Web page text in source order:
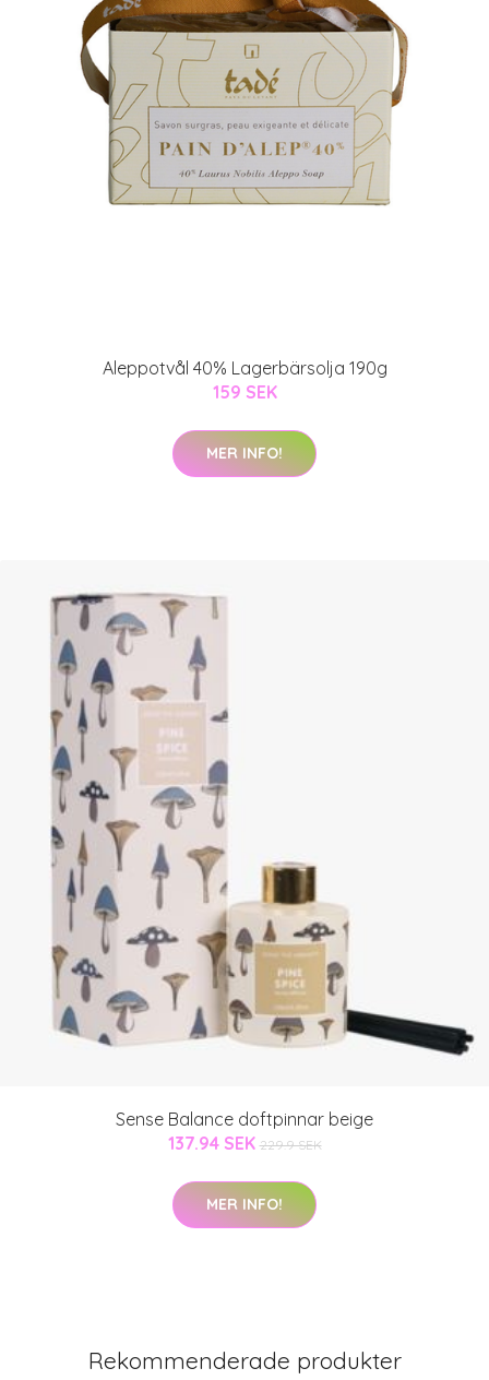
Aleppotvål 40% Lagerbärsolja 190g
159 SEK
MER INFO!
Sense Balance doftpinnar beige
137.94 SEK 229.9 SEK
MER INFO!
Rekommenderade produkter